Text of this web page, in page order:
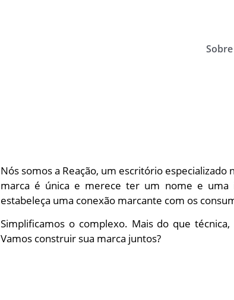
Sobre
Nós somos a Reação, um escritório especializado
marca é única e merece ter um nome e uma
estabeleça uma conexão marcante com os
Simplificamos o complexo. Mais do que
Vamos construir sua marca juntos?